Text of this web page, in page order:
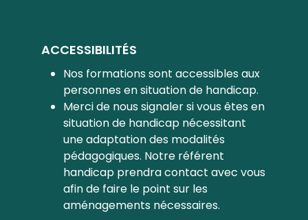
ACCESSIBILITÉS
Nos formations sont accessibles aux
personnes en situation de handicap.
Merci de nous signaler si vous êtes en
situation de handicap nécessitant
une adaptation des modalités
pédagogiques. Notre référent
handicap prendra contact avec vous
afin de faire le point sur les
aménagements nécessaires.